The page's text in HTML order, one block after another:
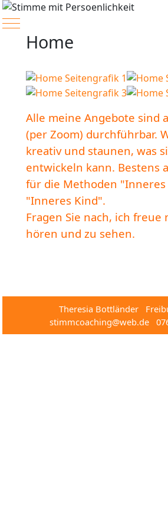
Mobile Menu Toggle
Home
Alle meine Angebote sind
(per Zoom) durchführbar.
kreativ und staunen, was
entwickeln kann. Bestens
für die Methoden "Inneres
"Inneres Kind".
Fragen Sie nach, ich freue
hören und zu sehen.
Theresia Bottländer
stimmcoaching@web.de